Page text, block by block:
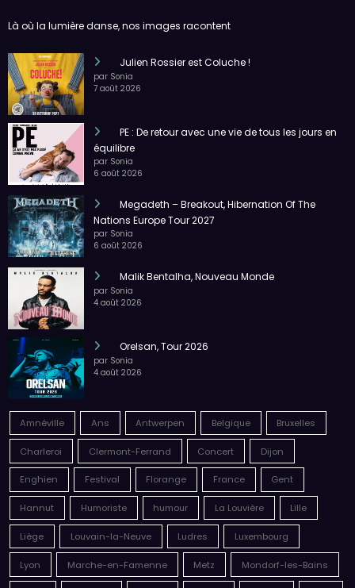
Là où la lumière danse, nos images racontent
Julien Rossier est Coluche !
par Sonia
7 août 2026
PE : De retour avec une vie de tous les jours en
équilibre
par Sonia
6 août 2026
Megadeth – Breakout, Hibernation Of The
Nations Europe Tour 2027
par Sonia
6 août 2026
Malik Bentalha, Nouveau Monde
par Sonia
4 août 2026
Orelsan, Tour 2026
par Sonia
4 août 2026
Amnéville Ans Antwerpen Belgique Bruxelles
Charleroi Clermont-Ferrand Concert Dijon
Enghien Festival Florange France Gent
Hannut Humoriste humour La Louvière Lille
Liège Louvain-la-Neuve Ludres Luxembourg
Lyon Marche-en-Famenne Metz Mondorf-les-Bains